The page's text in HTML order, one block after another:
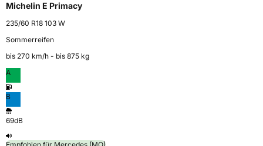
Michelin E Primacy
235/60 R18 103 W
Sommerreifen
bis 270 km⁠/⁠h - bis 875 kg
A
B
69dB